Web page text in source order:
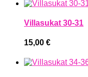
Villasukat 30-31
15,00 €